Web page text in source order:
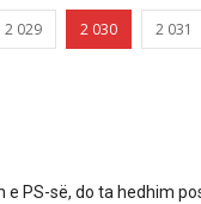
2 029 2 030 2 031
e PS-së, do ta hedhim